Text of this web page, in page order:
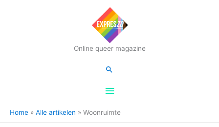
Online queer magazine
Hoofdmenu
Zoeken
Home Alle artikelen Woonruimte